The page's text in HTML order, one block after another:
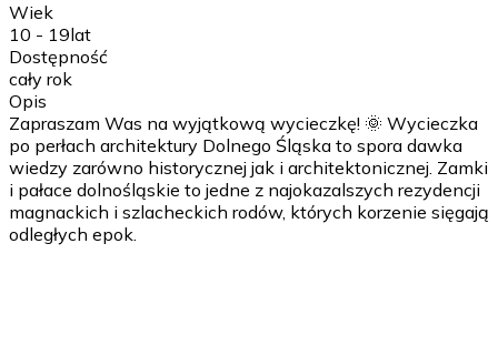
Wiek
10 - 19lat
Dostępność
cały rok
Opis
Zapraszam Was na wyjątkową wycieczkę! 🌞 Wycieczka
po perłach architektury Dolnego Śląska to spora dawka
wiedzy zarówno historycznej jak i architektonicznej. Zamki
i pałace dolnośląskie to jedne z najokazalszych rezydencji
magnackich i szlacheckich rodów, których korzenie sięgają
odległych epok.